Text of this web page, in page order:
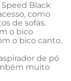
Black
como
de sofás.
o bico
o bico canto.
de pó
muito